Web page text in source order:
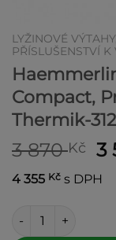
LYŽINOVÉ
PŘÍSLUŠENSTVÍ
Compact,
Thermik-
3 870Kč 3
4 355 Kč s DPH
Haemmerlin
Alternative: